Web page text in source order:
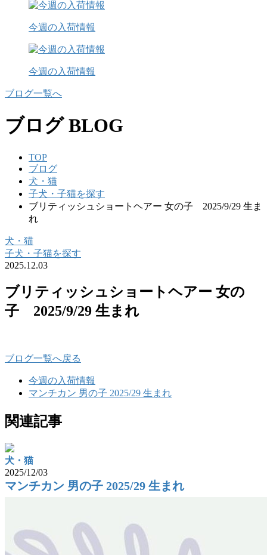
今週の入荷情報
今週の入荷情報
ブログ一覧へ
ブログ BLOG
TOP
ブログ
犬・猫
子犬・子猫を探す
ブリティッシュショートヘアー 女の子 2025/9/29 生ま
れ
犬・猫
子犬・子猫を探す
2025.12.03
ブリティッシュショートヘアー 女の
子 2025/9/29 生まれ
ブログ一覧へ戻る
今週の入荷情報
マンチカン 男の子 2025/29 生まれ
関連記事
犬・猫
2025/12/03
マンチカン 男の子 2025/29 生まれ